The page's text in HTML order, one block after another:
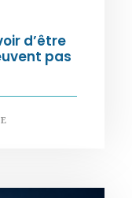
d’être
pas